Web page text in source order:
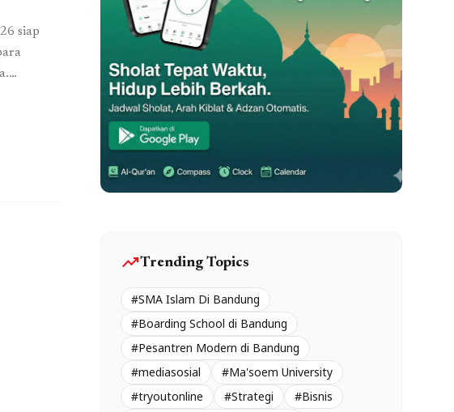
siap
trending_upTrending Topics
#SMA Islam Di Bandung
#Boarding School di Bandung
#Pesantren Modern di Bandung
#mediasosial
#Ma'soem University
#tryoutonline
#Strategi
#Bisnis